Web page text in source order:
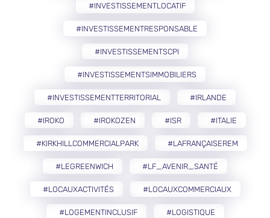
#INVESTISSEMENTLOCATIF
#INVESTISSEMENTRESPONSABLE
#INVESTISSEMENTSCPI
#INVESTISSEMENTSIMMOBILIERS
#INVESTISSEMENTTERRITORIAL #IRLANDE
#IROKO #IROKOZEN #ISR #ITALIE
#KIRKHILLCOMMERCIALPARK #LAFRANÇAISEREM
#LEGREENWICH #LF_AVENIR_SANTÉ
#LOCAUXACTIVITÉS #LOCAUXCOMMERCIAUX
#LOGEMENTINCLUSIF #LOGISTIQUE